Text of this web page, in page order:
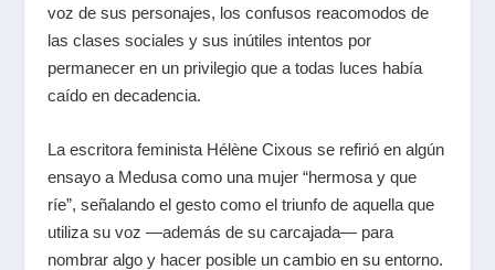
voz de sus personajes, los confusos reacomodos de
las clases sociales y sus inútiles intentos por
permanecer en un privilegio que a todas luces había
caído en decadencia.
La escritora feminista Hélène Cixous se refirió en algún
ensayo a Medusa como una mujer “hermosa y que
ríe”, señalando el gesto como el triunfo de aquella que
utiliza su voz ―además de su carcajada― para
nombrar algo y hacer posible un cambio en su entorno.